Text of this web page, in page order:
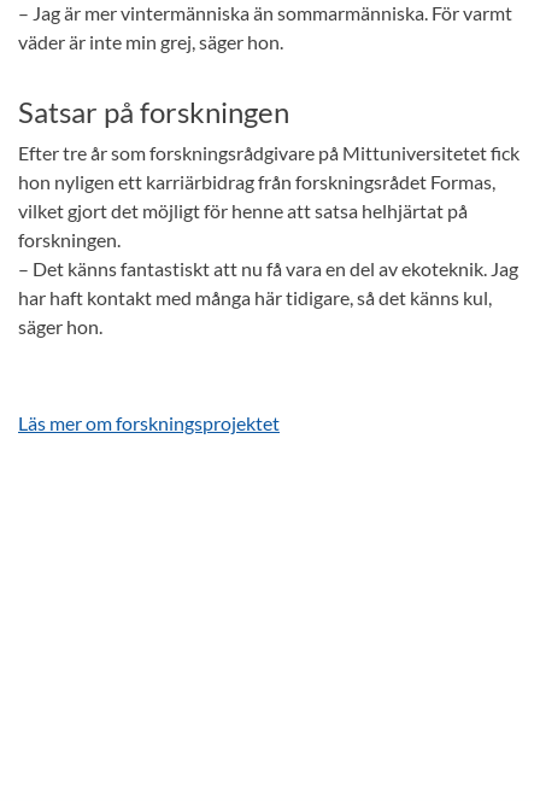
– Jag är mer vintermänniska än sommarmänniska. För varmt
väder är inte min grej, säger hon.
Satsar på forskningen
Efter tre år som forskningsrådgivare på Mittuniversitetet fick
hon nyligen ett karriärbidrag från forskningsrådet Formas,
vilket gjort det möjligt för henne att satsa helhjärtat på
forskningen.
– Det känns fantastiskt att nu få vara en del av ekoteknik. Jag
har haft kontakt med många här tidigare, så det känns kul,
säger hon.
Läs mer om forskningsprojektet